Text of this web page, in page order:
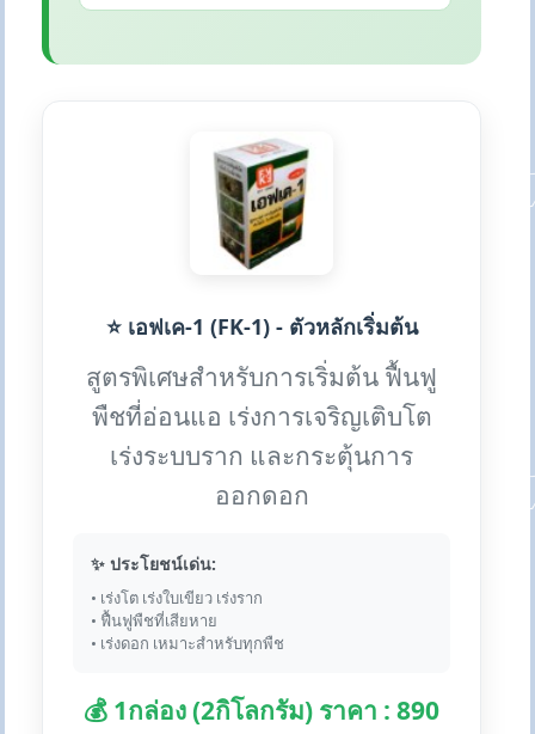
⭐ เอฟเค-1 (FK-1) - ตัวหลักเริ่มต้น
สูตรพิเศษสำหรับการเริ่มต้น ฟื้นฟู
พืชที่อ่อนแอ เร่งการเจริญเติบโต
เร่งระบบราก และกระตุ้นการ
ออกดอก
✨ ประโยชน์เด่น:
• เร่งโต เร่งใบเขียว เร่งราก
• ฟื้นฟูพืชที่เสียหาย
• เร่งดอก เหมาะสำหรับทุกพืช
💰 1กล่อง (2กิโลกรัม) ราคา : 890